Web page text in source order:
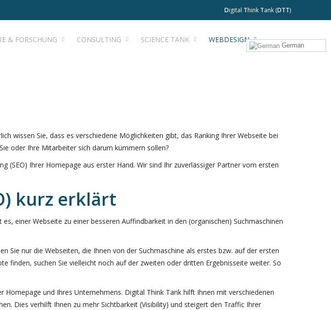
German
Digital Think Tank (DTT)
& FORSCHUNG CONSULTING SCIENCE TANK WEBDESIGN
wissen Sie, dass es verschiedene Möglichkeiten gibt, das Ranking Ihrer Webseite bei
oder Ihre Mitarbeiter sich darum kümmern sollen?
(SEO) Ihrer Homepage aus erster Hand. Wir sind Ihr zuverlässiger Partner vom ersten
kurz erklärt
einer Webseite zu einer besseren Auffindbarkeit in den (organischen) Suchmaschinen
Sie nur die Webseiten, die Ihnen von der Suchmaschine als erstes bzw. auf der ersten
finden, suchen Sie vielleicht noch auf der zweiten oder dritten Ergebnisseite weiter. So
und Ihres Unternehmens. Digital Think Tank hilft Ihnen mit verschiedenen
Dies verhilft Ihnen zu mehr Sichtbarkeit (Visibility) und steigert den Traffic Ihrer